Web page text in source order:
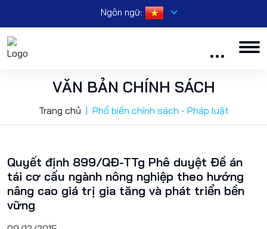
Ngôn ngữ:
VĂN BẢN CHÍNH SÁCH
Trang chủ Phổ biến chính sách - Pháp luật
Quyết định 899/QĐ-TTg Phê duyệt Đề án
tái cơ cấu ngành nông nghiệp theo hướng
nâng cao giá trị gia tăng và phát triển bền
vững